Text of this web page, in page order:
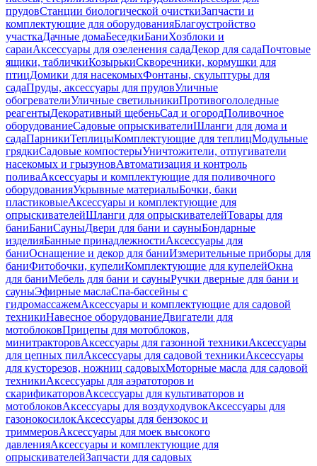
прудовСтанции биологической очисткиЗапчасти и
комплектующие для оборудованияБлагоустройство
участкаДачные домаБеседкиБаниХозблоки и
сараиАксессуары для озеленения садаДекор для садаПочтовые
ящики, табличкиКозырькиСкворечники, кормушки для
птицДомики для насекомыхФонтаны, скульптуры для
садаПруды, аксессуары для прудовУличные
обогревателиУличные светильникиПротивогололедные
реагентыДекоративный щебеньСад и огородПоливочное
оборудованиеСадовые опрыскивателиШланги для дома и
садаПарникиТеплицыКомплектующие для теплицМодульные
грядкиСадовые компостерыУничтожители, отпугиватели
насекомых и грызуновАвтоматизация и контроль
поливаАксессуары и комплектующие для поливочного
оборудованияУкрывные материалыБочки, баки
пластиковыеАксессуары и комплектующие для
опрыскивателейШланги для опрыскивателейТовары для
баниБаниСауныДвери для бани и сауныБондарные
изделияБанные принадлежностиАксессуары для
баниОснащение и декор для баниИзмерительные приборы для
баниФитобочки, купелиКомплектующие для купелейОкна
для баниМебель для бани и сауныРучки дверные для бани и
сауныЭфирные маслаСпа-бассейны с
гидромассажемАксессуары и комплектующие для садовой
техникиНавесное оборудованиеДвигатели для
мотоблоковПрицепы для мотоблоков,
минитракторовАксессуары для газонной техникиАксессуары
для цепных пилАксессуары для садовой техникиАксессуары
для кусторезов, ножниц садовыхМоторные масла для садовой
техникиАксессуары для аэратоторов и
скарификаторовАксессуары для культиваторов и
мотоблоковАксессуары для воздуходувокАксессуары для
газонокосилокАксессуары для бензокос и
триммеровАксессуары для моек высокого
давленияАксессуары и комплектующие для
опрыскивателейЗапчасти для садовых